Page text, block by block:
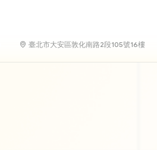
臺北市大安區敦化南路2段105號16樓